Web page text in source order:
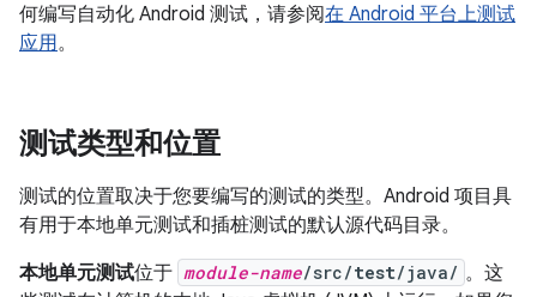
何编写自动化 Android 测试，请参阅在 Android 平台上测试
应用。
测试类型和位置
测试的位置取决于您要编写的测试的类型。Android 项目具
有用于本地单元测试和插桩测试的默认源代码目录。
本地单元测试位于 module-name/src/test/java/ 。这